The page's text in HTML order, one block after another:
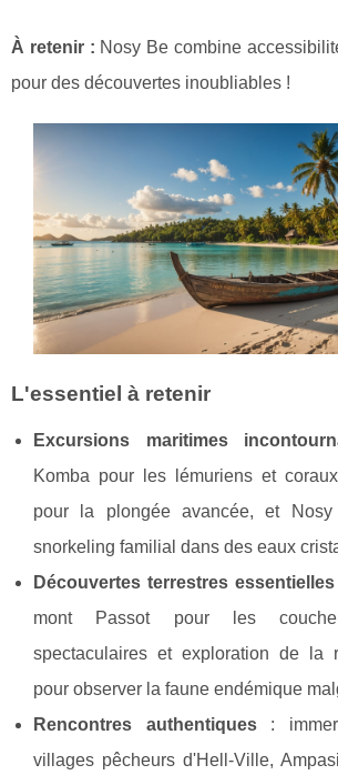
À retenir : Nosy Be combine
pour des découvertes inoubliables !
L'essentiel à retenir
Excursions maritimes
Komba pour les lémuriens et
pour la plongée avancée, et
snorkeling familial dans des eaux
Découvertes terrestres essentielles
mont Passot pour les
spectaculaires et exploration de la
pour observer la faune endémique
Rencontres authentiques:
villages pêcheurs d'Hell-Ville,